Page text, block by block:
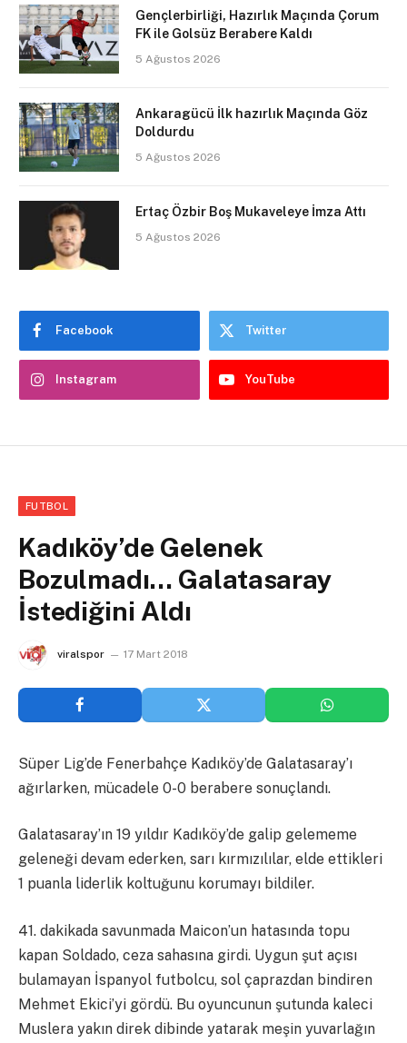
Gençlerbirliği, Hazırlık Maçında Çorum
FK ile Golsüz Berabere Kaldı
5 Ağustos 2026
Ankaragücü İlk hazırlık Maçında Göz
Doldurdu
5 Ağustos 2026
Ertaç Özbir Boş Mukaveleye İmza Attı
5 Ağustos 2026
Facebook Twitter
Instagram YouTube
FUTBOL
Kadıköy’de Gelenek
Bozulmadı… Galatasaray
İstediğini Aldı
viralspor 17 Mart 2018
Süper Lig’de Fenerbahçe Kadıköy’de Galatasaray’ı
ağırlarken, mücadele 0-0 berabere sonuçlandı.
Galatasaray’ın 19 yıldır Kadıköy’de galip gelememe
geleneği devam ederken, sarı kırmızılılar, elde ettikleri
1 puanla liderlik koltuğunu korumayı bildiler.
41. dakikada savunmada Maicon’un hatasında topu
kapan Soldado, ceza sahasına girdi. Uygun şut açısı
bulamayan İspanyol futbolcu, sol çaprazdan bindiren
Mehmet Ekici’yi gördü. Bu oyuncunun şutunda kaleci
Muslera yakın direk dibinde yatarak meşin yuvarlağın